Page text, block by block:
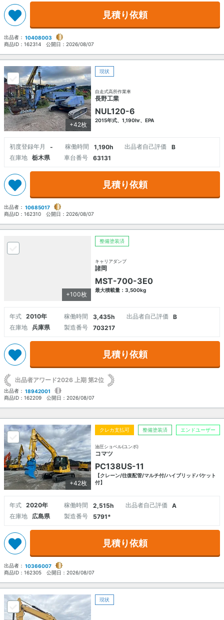
見積り依頼
出品者： 10408003
商品ID： 162314 公開日： 2026/08/07
+42枚
現状
自走式高所作業車
長野工業
NUL120-6
2015年式、1,190hr、EPA
初度登録年月 - 稼働時間 1,190h 出品者自己評価
B
在庫地
栃木県 車台番号 63131
見積り依頼
出品者： 10685017
商品ID： 162310 公開日： 2026/08/07
+100枚
整備塗装済
キャリアダンプ
諸岡
MST-700-3E0
最大積載量：3,500kg
年式 2010年 稼働時間 3,435h 出品者自己評価
B
在庫地
兵庫県 製造番号 703217
見積り依頼
出品者アワード2026 上期 第2位
出品者： 18942001
商品ID： 162209 公開日： 2026/08/07
+42枚
クレカ支払可 整備塗装済 エンドユーザー
油圧ショベル(ユンボ)
コマツ
PC138US-11
【クレーン/往復配管/マルチ付/ハイブリッドバケット
付】
年式 2020年 稼働時間 2,515h 出品者自己評価
A
在庫地
広島県 製造番号 5791*
見積り依頼
出品者： 10366007
商品ID： 162305 公開日： 2026/08/07
現状